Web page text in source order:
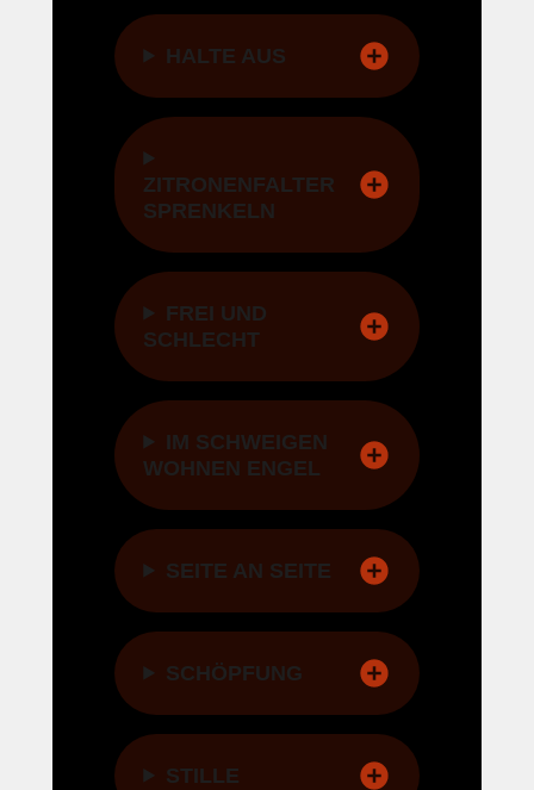
HALTE AUS
ZITRONENFALTER
SPRENKELN
FREI UND
SCHLECHT
IM SCHWEIGEN
WOHNEN ENGEL
SEITE AN SEITE
SCHÖPFUNG
STILLE